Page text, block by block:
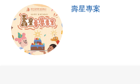
壽星專案